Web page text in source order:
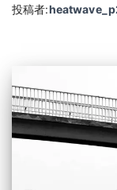
投稿者: